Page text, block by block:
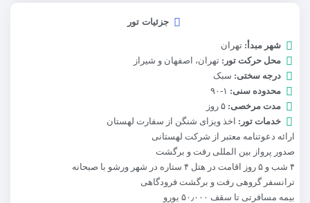
جزئیات تور
شهر مبدأ: تهران
محل حرکت تور: تهران، اصفهان و شیراز
درجه سختی: سبک
محدوده سنی: ۱-۹۰
مدت مرخصی: ۵ روز
خدمات تور:
اخذ ویزای شنگن از سفارت لهستان
ارائه دعوتنامه معتبر از شرکت لهستانی
صدور پرواز بین المللی رفت و برگشت
۴ شب و ۵ روز اقامت در هتل ۴ ستاره در شهر ورشو با صبحانه
ترانسفر گروهی رفت و برگشت فرودگاهی
بیمه مسافرتی تا سقف ۵۰٫۰۰۰ یورو